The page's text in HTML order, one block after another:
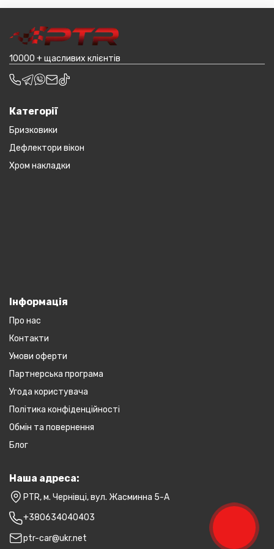
транспортування до місцявидачі (уточнювати з
10000 + щасливих клієнтів
Категорії
Бризковики
Дефлектори вікон
Хром накладки
Інформація
Про нас
Контакти
Умови оферти
Партнерська програма
Угода користувача
Політика конфіденційності
Обмін та повернення
Блог
Наша адреса:
PTR, м. Чернівці, вул. Жасминна 5-А
+380634040403
ptr-car@ukr.net